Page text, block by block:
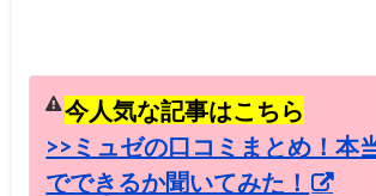
今人気な記事はこちら
>>ミュゼの口コミまとめ！本
でできるか聞いてみた！